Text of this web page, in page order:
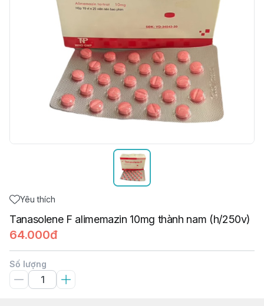
Yêu thích
Tanasolene F alimemazin 10mg thành nam (h/250v)
64.000đ
Số lượng